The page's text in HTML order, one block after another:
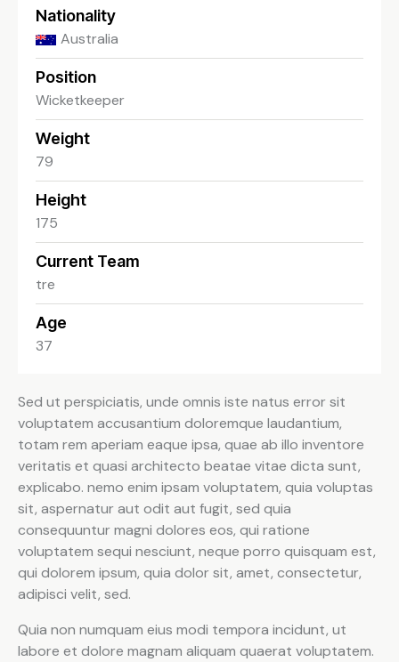
Nationality
Australia
Position
Wicketkeeper
Weight
79
Height
175
Current Team
tre
Age
37
Sed ut perspiciatis, unde omnis iste natus error sit
voluptatem accusantium doloremque laudantium,
totam rem aperiam eaque ipsa, quae ab illo inventore
veritatis et quasi architecto beatae vitae dicta sunt,
explicabo. nemo enim ipsam voluptatem, quia voluptas
sit, aspernatur aut odit aut fugit, sed quia
consequuntur magni dolores eos, qui ratione
voluptatem sequi nesciunt, neque porro quisquam est,
qui dolorem ipsum, quia dolor sit, amet, consectetur,
adipisci velit, sed.
Quia non numquam eius modi tempora incidunt, ut
labore et dolore magnam aliquam quaerat voluptatem.